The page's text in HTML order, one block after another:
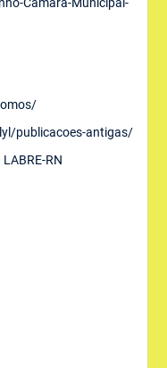
publicacoes-antigas/
RN